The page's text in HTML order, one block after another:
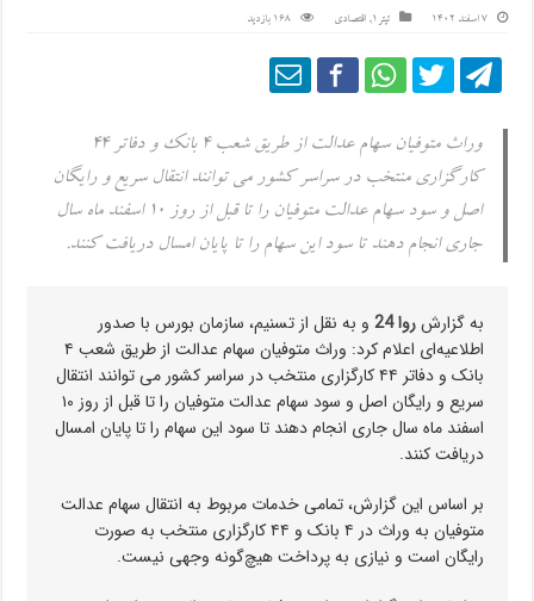
7 اسفند 1402 تیتر1 ,اقتصادی 168 بازدید
وراث متوفیان سهام عدالت از طریق شعب ۴ بانک و دفاتر ۴۴
کارگزاری منتخب در سراسر کشور می توانند انتقال سریع و رایگان
اصل و سود سهام عدالت متوفیان را تا قبل از روز ۱۰ اسفند ماه سال
جاری انجام دهند تا سود این سهام را تا پایان امسال دریافت کنند.
به گزارشروا 24
و به نقل از تسنیم، سازمان بورس با صدور
اطلاعیه‌ای اعلام کرد: وراث متوفیان سهام عدالت از طریق شعب ۴
بانک و دفاتر ۴۴ کارگزاری منتخب در سراسر کشور می توانند انتقال
سریع و رایگان اصل و سود سهام عدالت متوفیان را تا قبل از روز ۱۰
اسفند ماه سال جاری انجام دهند تا سود این سهام را تا پایان امسال
دریافت کنند.
بر اساس این گزارش، تمامی خدمات مربوط به انتقال سهام عدالت
متوفیان به وراث در ۴ بانک و ۴۴ کارگزاری منتخب به صورت
رایگان است و نیازی به پرداخت هیچ‌گونه وجهی نیست.